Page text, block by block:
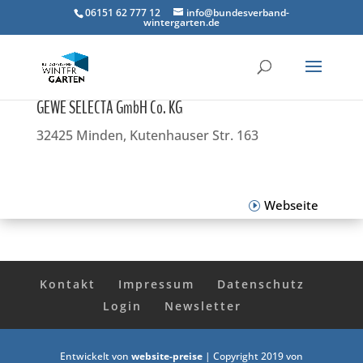
06151 62 777 12 info@bundesverband-
wintergarten.de
GEWE SELECTA GmbH Co. KG
32425 Minden, Kutenhauser Str. 163
Webseite
Kontakt Impressum
Datenschutz
Login
Newsletter
Entwickelt von website-preise| Copyright 2019 von